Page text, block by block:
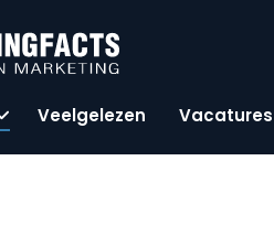
Veelgelezen Vacatures